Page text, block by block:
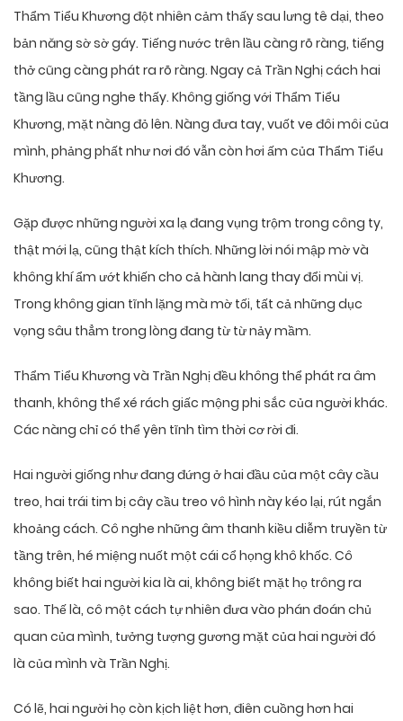
Thẩm Tiểu Khương đột nhiên cảm thấy sau lưng tê dại, theo
bản năng sờ sờ gáy. Tiếng nước trên lầu càng rõ ràng, tiếng
thở cũng càng phát ra rõ ràng. Ngay cả Trần Nghị cách hai
tầng lầu cũng nghe thấy. Không giống với Thẩm Tiểu
Khương, mặt nàng đỏ lên. Nàng đưa tay, vuốt ve đôi môi của
mình, phảng phất như nơi đó vẫn còn hơi ấm của Thẩm Tiểu
Khương.
Gặp được những người xa lạ đang vụng trộm trong công ty,
thật mới lạ, cũng thật kích thích. Những lời nói mập mờ và
không khí ẩm ướt khiến cho cả hành lang thay đổi mùi vị.
Trong không gian tĩnh lặng mà mờ tối, tất cả những dục
vọng sâu thẳm trong lòng đang từ từ nảy mầm.
Thẩm Tiểu Khương và Trần Nghị đều không thể phát ra âm
thanh, không thể xé rách giấc mộng phi sắc của người khác.
Các nàng chỉ có thể yên tĩnh tìm thời cơ rời đi.
Hai người giống như đang đứng ở hai đầu của một cây cầu
treo, hai trái tim bị cây cầu treo vô hình này kéo lại, rút ngắn
khoảng cách. Cô nghe những âm thanh kiều diễm truyền từ
tầng trên, hé miệng nuốt một cái cổ họng khô khốc. Cô
không biết hai người kia là ai, không biết mặt họ trông ra
sao. Thế là, cô một cách tự nhiên đưa vào phán đoán chủ
quan của mình, tưởng tượng gương mặt của hai người đó
là của mình và Trần Nghị.
Có lẽ, hai người họ còn kịch liệt hơn, điên cuồng hơn hai